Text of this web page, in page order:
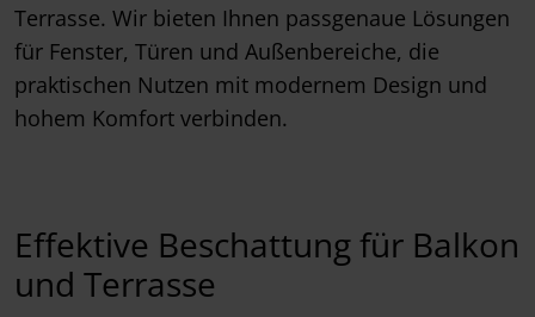
Terrasse. Wir bieten Ihnen passgenaue Lösungen
für Fenster, Türen und Außenbereiche, die
praktischen Nutzen mit modernem Design und
hohem Komfort verbinden.
Effektive Beschattung für Balkon
und Terrasse